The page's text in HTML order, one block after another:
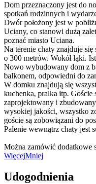
Dom przeznaczony jest do
spotkań rodzinnych i
Dwór położony jest w
Uciany, co stanowi dużą
poznać miasto Uciana.
Na terenie chaty znajduje
o 300 metrów. Wokół łąki.
Nowo wybudowany dom z
balkonem, odpowiedni do
W domku znajdują się
kuchenka, pralka itp. Goście
zaprojektowany i
wysokiej jakości, wszystko
goście są zobowiązani do
Palenie wewnątrz chaty jest
Można zamówić dodatkowe
WięcejMniej
Udogodnienia